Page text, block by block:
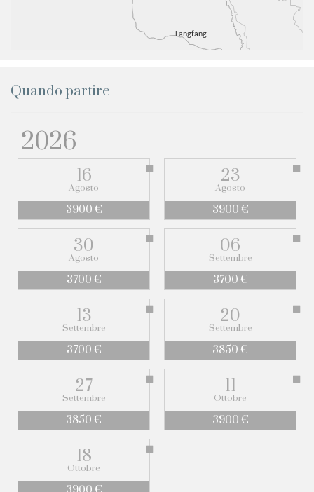
Quando partire
2026
16
Agosto
3900 €
23
Agosto
3900 €
30
Agosto
3700 €
06
Settembre
3700 €
13
Settembre
3700 €
20
Settembre
3850 €
27
Settembre
3850 €
11
Ottobre
3900 €
18
Ottobre